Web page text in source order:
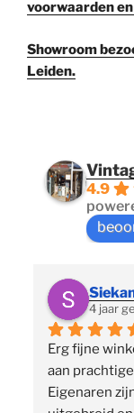
voorwaarden
Showroom
Leiden.
4.9
4 jaar
Erg fijne
aan
Eigenaren